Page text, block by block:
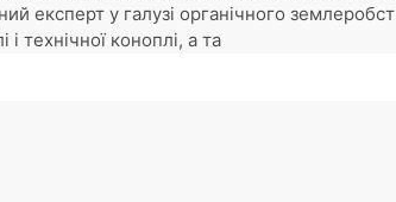
експерт у галузі органічного
технічної коноплі, а та